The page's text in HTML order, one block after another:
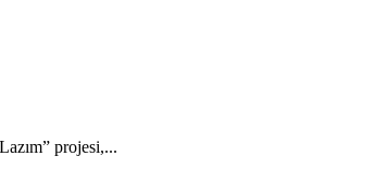
projesi,...